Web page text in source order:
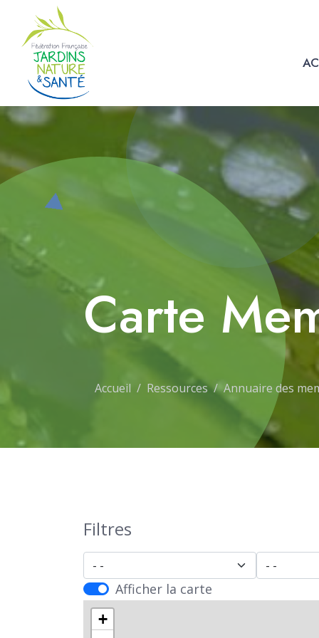
Carte
Accueil Ressources Annuaire des
Filtres
Afficher la carte
+